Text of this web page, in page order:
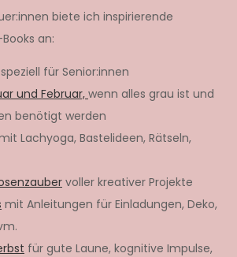
biete ich inspirierende
an:
speziell für Senior:innen
und Februar, wenn alles grau ist und
benötigt werden
Lachyoga, Bastelideen, Rätseln,
voller kreativer Projekte
mit Anleitungen für Einladungen, Deko,
für gute Laune, kognitive Impulse,